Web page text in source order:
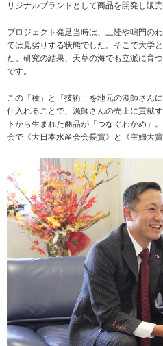
リジナルブランドとして商品を開発し販売
プロジェクト発足当時は、三陸や鳴門の
ては見劣りする状態でした。そこで大学
た。研究の結果、天草の海でも立派に育
です。
この「種」と「技術」を地元の漁師さん
仕入れることで、漁師さんの売上に貢献
トから生まれた商品が「つなぐわかめ」
会で《大日本水産会会長賞》と《主婦大賞